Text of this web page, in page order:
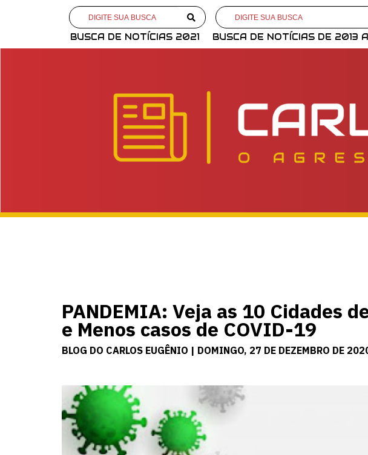
BUSCA DE NOTÍCIAS 2021 BUSCA DE NOTÍCIAS DE 2013
PANDEMIA: Veja as 10 Cidades
e Menos casos de COVID-19
BLOG DO CARLOS EUGÊNIO | DOMINGO, 27 DE DEZEMBRO DE